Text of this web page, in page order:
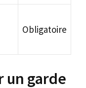
Obligatoire
un garde